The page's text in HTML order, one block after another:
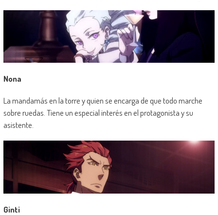
Nona
La mandamás en la torre y quien se encarga de que todo marche
sobre ruedas. Tiene un especial interés en el protagonista y su
asistente.
Ginti